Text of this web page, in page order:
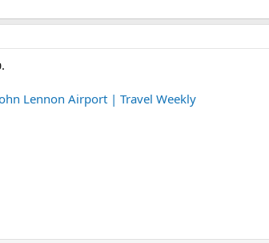
Lennon Airport | Travel Weekly